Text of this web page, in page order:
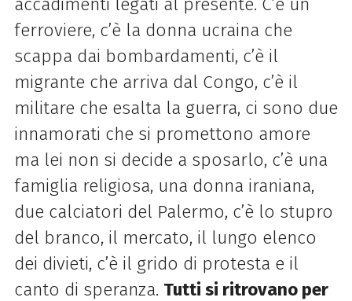
ferroviere, c’è la donna ucraina che
scappa dai bombardamenti, c’è il
migrante che arriva dal Congo, c’è il
militare che esalta la guerra, ci sono due
innamorati che si promettono amore
ma lei non si decide a sposarlo, c’è una
famiglia religiosa, una donna iraniana,
due calciatori del Palermo, c’è lo stupro
del branco, il mercato, il lungo elenco
dei divieti, c’è il grido di protesta e il
canto di speranza. Tutti si ritrovano per